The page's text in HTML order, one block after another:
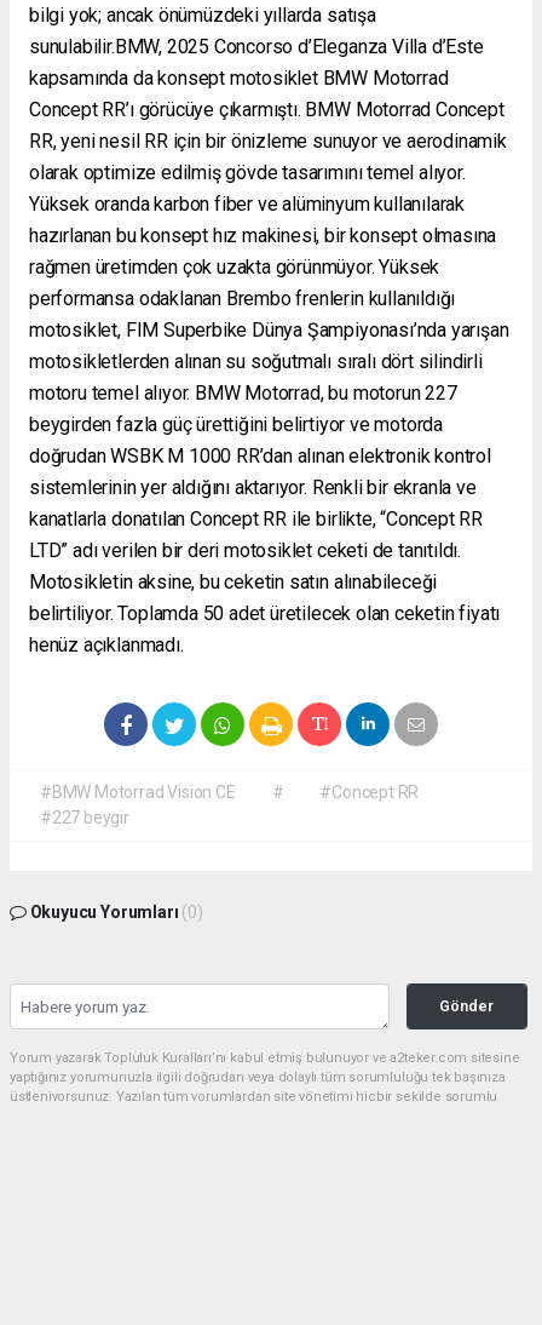
bilgi yok; ancak önümüzdeki yıllarda satışa
sunulabilir.BMW, 2025 Concorso d’Eleganza Villa d’Este
kapsamında da konsept motosiklet BMW Motorrad
Concept RR’ı görücüye çıkarmıştı. BMW Motorrad Concept
RR, yeni nesil RR için bir önizleme sunuyor ve aerodinamik
olarak optimize edilmiş gövde tasarımını temel alıyor.
Yüksek oranda karbon fiber ve alüminyum kullanılarak
hazırlanan bu konsept hız makinesi, bir konsept olmasına
rağmen üretimden çok uzakta görünmüyor. Yüksek
performansa odaklanan Brembo frenlerin kullanıldığı
motosiklet, FIM Superbike Dünya Şampiyonası’nda yarışan
motosikletlerden alınan su soğutmalı sıralı dört silindirli
motoru temel alıyor. BMW Motorrad, bu motorun 227
beygirden fazla güç ürettiğini belirtiyor ve motorda
doğrudan WSBK M 1000 RR’dan alınan elektronik kontrol
sistemlerinin yer aldığını aktarıyor. Renkli bir ekranla ve
kanatlarla donatılan Concept RR ile birlikte, “Concept RR
LTD” adı verilen bir deri motosiklet ceketi de tanıtıldı.
Motosikletin aksine, bu ceketin satın alınabileceği
belirtiliyor. Toplamda 50 adet üretilecek olan ceketin fiyatı
henüz açıklanmadı.
#BMW Motorrad Vision CE #
#Concept RR
#227 beygir
Okuyucu Yorumları (0)
Gönder
Yorum yazarak Topluluk Kuralları’nı kabul etmiş bulunuyor ve a2teker.com sitesine
yaptığınız yorumunuzla ilgili doğrudan veya dolaylı tüm sorumluluğu tek başınıza
üstleniyorsunuz. Yazılan tüm yorumlardan site yönetimi hiçbir şekilde sorumlu